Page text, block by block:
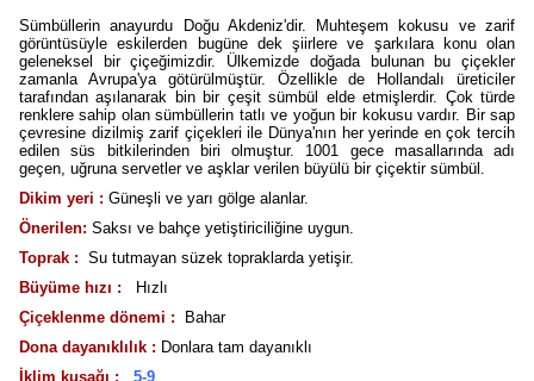
Sümbüllerin anayurdu Doğu Akdeniz'dir. Muhteşem kokusu ve zarif
görüntüsüyle eskilerden bugüne dek şiirlere ve şarkılara konu olan
geleneksel bir çiçeğimizdir. Ülkemizde doğada bulunan bu çiçekler
zamanla Avrupa'ya götürülmüştür. Özellikle de Hollandalı üreticiler
tarafından aşılanarak bin bir çeşit sümbül elde etmişlerdir. Çok türde
renklere sahip olan sümbüllerin tatlı ve yoğun bir kokusu vardır. Bir sap
çevresine dizilmiş zarif çiçekleri ile Dünya'nın her yerinde en çok tercih
edilen süs bitkilerinden biri olmuştur. 1001 gece masallarında adı
geçen, uğruna servetler ve aşklar verilen büyülü bir çiçektir sümbül.
Dikim yeri : Güneşli ve yarı gölge alanlar.
Önerilen: Saksı ve bahçe yetiştiriciliğine uygun.
Toprak : Su tutmayan süzek topraklarda yetişir.
Büyüme hızı : Hızlı
Çiçeklenme dönemi : Bahar
Dona dayanıklılık : Donlara tam dayanıklı
İklim kuşağı :
5-9